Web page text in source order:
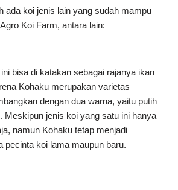
ada koi jenis lain yang sudah mampu
Koi Farm, antara lain:
bisa di katakan sebagai rajanya ikan
Kohaku merupakan varietas
dengan dua warna, yaitu putih
Meskipun jenis koi yang satu ini hanya
namun Kohaku tetap menjadi
pecinta koi lama maupun baru.